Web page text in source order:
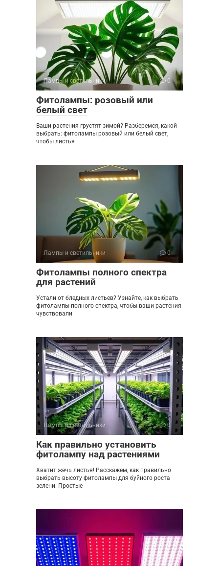
Лампы и светильники 0
Фитолампы: розовый или
белый свет
Ваши растения грустят зимой? Разберемся, какой
выбрать: фитолампы розовый или белый свет,
чтобы листья
Лампы и светильники 0
Фитолампы полного спектра
для растений
Устали от бледных листьев? Узнайте, как выбрать
фитолампы полного спектра, чтобы ваши растения
чувствовали
Лампы и светильники 0
Как правильно установить
фитолампу над растениями
Хватит жечь листья! Расскажем, как правильно
выбрать высоту фитолампы для буйного роста
зелени. Простые